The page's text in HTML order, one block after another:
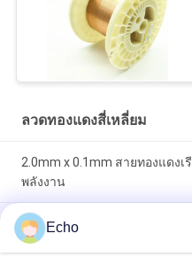
ลวดทองแดงสี่เหลี่ยม
2.0mm x 0.1mm สายทองแดง
พลังงาน
Super 1.8mmx0.2mm UL
ลสําหรับมอเตอร์
Echo